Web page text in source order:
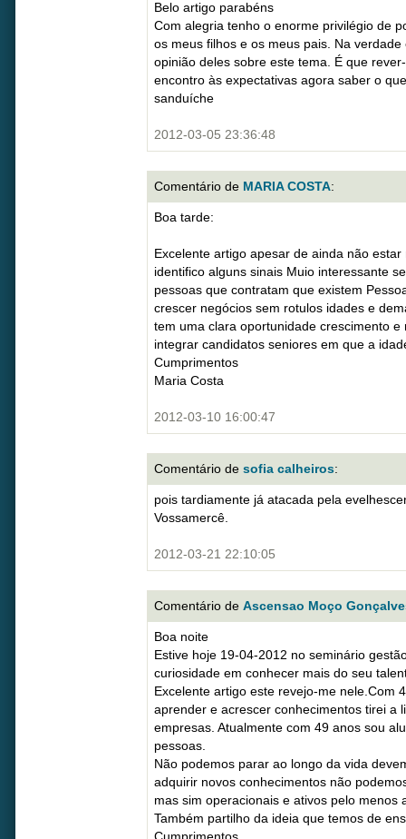
Belo artigo parabéns
Com alegria tenho o enorme privilégio de
os meus filhos e os meus pais. Na
opinião deles sobre este tema. É que
encontro às expectativas agora saber o
sanduíche
2012-03-05 23:36:48
Comentário de MARIA COSTA:
Boa tarde:
Excelente artigo apesar de ainda não
identifico alguns sinais Muio interessante
pessoas que contratam que existem
crescer negócios sem rotulos idades e
tem uma clara oportunidade crescimento
integrar candidatos seniores em que a
Cumprimentos
Maria Costa
2012-03-10 16:00:47
Comentário de sofia calheiros:
pois tardiamente já atacada pela
Vossamercê.
2012-03-21 22:10:05
Comentário de Ascensao Moço
Boa noite
Estive hoje 19-04-2012 no seminário
curiosidade em conhecer mais do seu
Excelente artigo este revejo-me nele.Com
aprender e acrescer conhecimentos tirei a
empresas. Atualmente com 49 anos sou
pessoas.
Não podemos parar ao longo da vida
adquirir novos conhecimentos não
mas sim operacionais e ativos pelo menos
Também partilho da ideia que temos de